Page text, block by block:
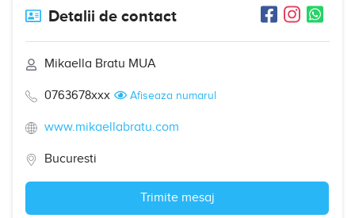
Detalii de contact
Mikaella Bratu MUA
0763678xxx Afiseaza numarul
www.mikaellabratu.com
Bucuresti
Trimite mesaj